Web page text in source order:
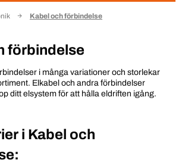
Kabel och förbindelse
förbindelse
i många variationer och storlekar
Elkabel och andra förbindelser
ditt elsystem för att hålla eldriften igång.
i Kabel och